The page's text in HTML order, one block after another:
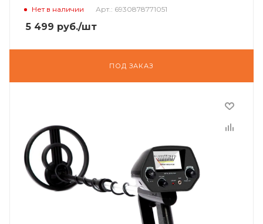
Нет в наличии Арт.: 6930878771051
5 499 руб./шт
ПОД ЗАКАЗ